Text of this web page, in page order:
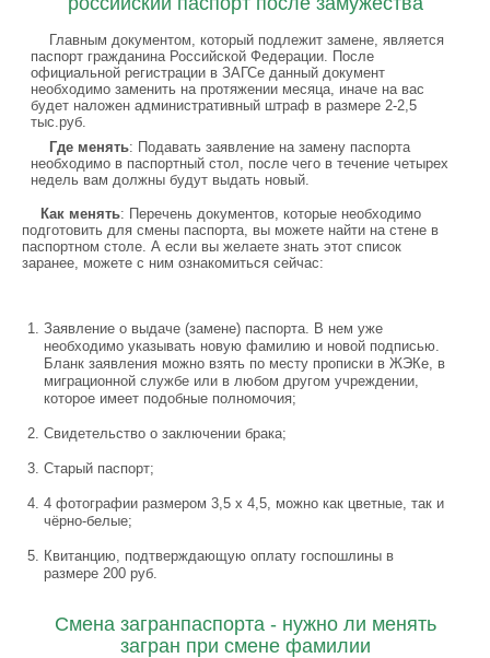
Главным документом, который подлежит замене, является
паспорт гражданина Российской Федерации. После
официальной регистрации в ЗАГСе данный документ
необходимо заменить на протяжении месяца, иначе на вас
будет наложен административный штраф в размере 2-2,5
тыс.руб.
Где менять: Подавать заявление на замену паспорта
необходимо в паспортный стол, после чего в течение четырех
недель вам должны будут выдать новый.
Как менять: Перечень документов, которые необходимо
подготовить для смены паспорта, вы можете найти на стене в
паспортном столе. А если вы желаете знать этот список
заранее, можете с ним ознакомиться сейчас:
Заявление о выдаче (замене) паспорта. В нем уже
необходимо указывать новую фамилию и новой подписью.
Бланк заявления можно взять по месту прописки в ЖЭКе, в
миграционной службе или в любом другом учреждении,
которое имеет подобные полномочия;
Свидетельство о заключении брака;
Старый паспорт;
4 фотографии размером 3,5 х 4,5, можно как цветные, так и
чёрно-белые;
Квитанцию, подтверждающую оплату госпошлины в
размере 200 руб.
Смена загранпаспорта - нужно ли менять
загран при смене фамилии